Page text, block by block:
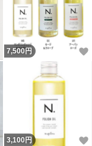
いいね！
7,500円
いいね！
3,100 円